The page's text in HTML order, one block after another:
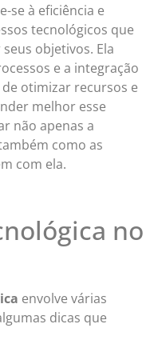
se à eficiência e
tecnológicos que
objetivos. Ela
e a integração
otimizar recursos e
melhor esse
não apenas a
como as
com ela.
no
envolve várias
dicas que